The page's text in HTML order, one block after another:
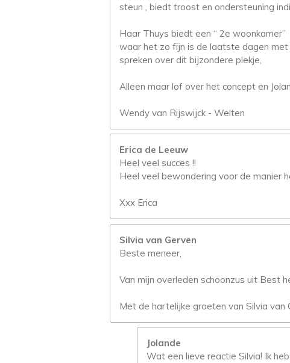
steun , biedt troost en ondersteuning
Haar Thuys biedt een “ 2e woonkamer”
waar het zo fijn is de laatste dagen
spreken over dit bijzondere plekje,
Alleen maar lof over het concept en
Wendy van Rijswijck - Welten
Erica de Leeuw
Heel veel succes !!
Heel veel bewondering voor de manier
Xxx Erica
Silvia van Gerven
Beste meneer,
Van mijn overleden schoonzus uit Best
Met de hartelijke groeten van Silvia van
Jolande
Wat een lieve reactie Silvia! Ik